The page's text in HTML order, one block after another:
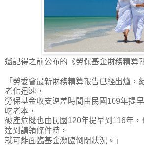
還記得之前公布的《勞保基金財務精算
「勞委會最新財務精算報告已經出爐，
老化迅速，
勞保基金收支逆差時間由民國109年提
吃老本，
破產危機也由民國120年提早到116年，
達到請領條件時，
就可能面臨基金瀕臨倒閉狀況。」